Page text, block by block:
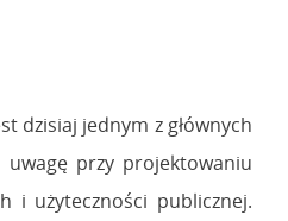
dzisiaj jednym z głównych
przy projektowaniu
i użyteczności publicznej.